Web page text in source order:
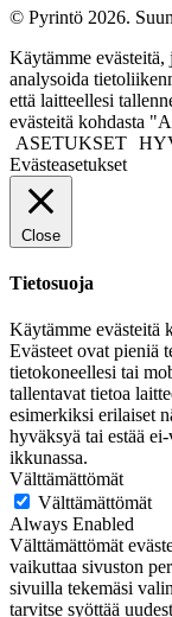
© Pyrintö 2026.
Käytämme
analysoida
että laitteellesi
evästeitä kohdasta
ASETUKSET
Evästeasetukset
Close
Tietosuoja
Käytämme evästeitä
Evästeet ovat pieniä
tietokoneellesi tai
tallentavat tietoa
esimerkiksi erilaiset
hyväksyä tai estää
ikkunassa.
Välttämättömät
Välttämättömät
Always Enabled
Välttämättömät
vaikuttaa sivuston
sivuilla tekemäsi
tarvitse syöttää